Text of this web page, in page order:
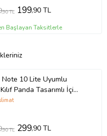
,90 TL 199,90 TL
Başlayan Taksitlerle
Note 10 Lite Uyumlu
Panda Tasarımlı İçi
Sarı (Şeffaf)
,90 TL 299,90 TL